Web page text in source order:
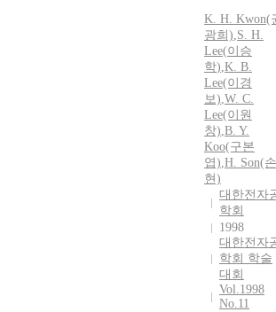
K. H. Kwon(
광희),S. H.
Lee(이승
학),K. B.
Lee(이경
보),W. C.
Lee(이원
창),B. Y.
Koo(구본
엽),H. Son(손
현)
대한전자
학회
1998
대한전자
학회 학술
대회
Vol.1998
No.11